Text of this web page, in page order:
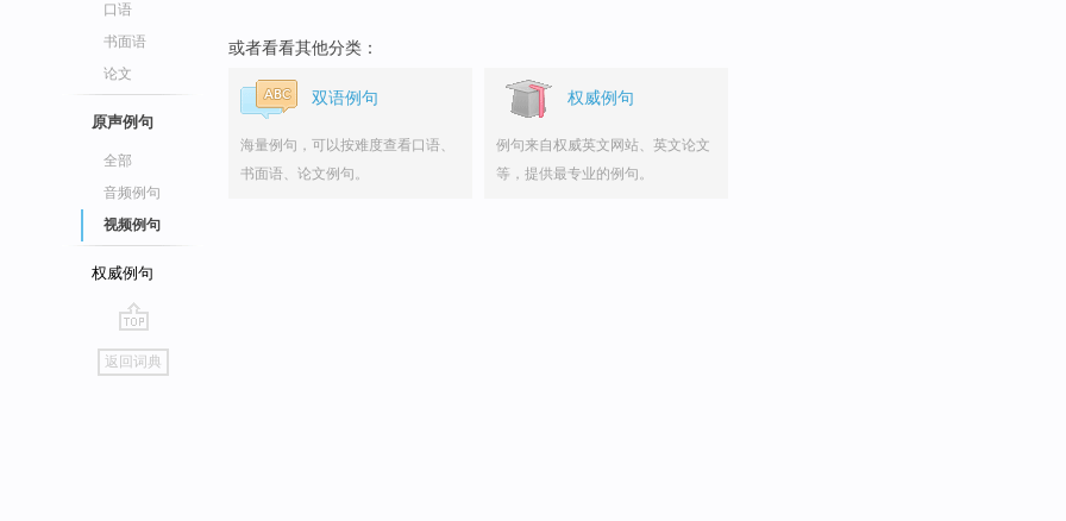
口语
书面语
论文
原声例句
全部
音频例句
视频例句
权威例句
go
top
返回词典
或者看看其他分类：
双语例句
海量例句，可以按难度查看口语、
书面语、论文例句。
权威例句
例句来自权威英文网站、英文论文
等，提供最专业的例句。